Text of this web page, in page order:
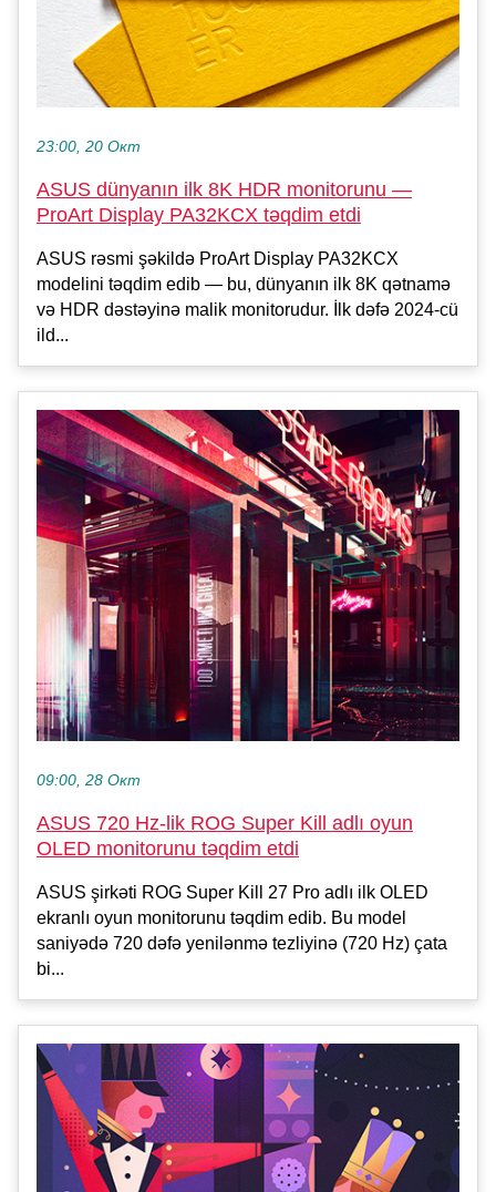
23:00, 20 Окт
ASUS dünyanın ilk 8K HDR monitorunu —
ProArt Display PA32KCX təqdim etdi
ASUS rəsmi şəkildə ProArt Display PA32KCX
modelini təqdim edib — bu, dünyanın ilk 8K qətnamə
və HDR dəstəyinə malik monitorudur. İlk dəfə 2024-cü
ild...
09:00, 28 Окт
ASUS 720 Hz-lik ROG Super Kill adlı oyun
OLED monitorunu təqdim etdi
ASUS şirkəti ROG Super Kill 27 Pro adlı ilk OLED
ekranlı oyun monitorunu təqdim edib. Bu model
saniyədə 720 dəfə yenilənmə tezliyinə (720 Hz) çata
bi...